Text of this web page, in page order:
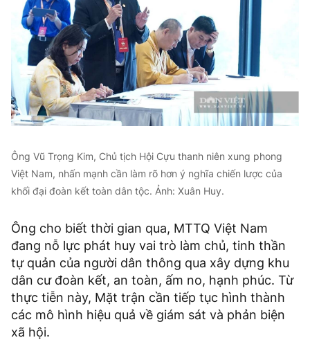
Ông Vũ Trọng Kim, Chủ tịch Hội Cựu thanh niên xung phong
Việt Nam, nhấn mạnh cần làm rõ hơn ý nghĩa chiến lược của
khối đại đoàn kết toàn dân tộc. Ảnh: Xuân Huy.
Ông cho biết thời gian qua, MTTQ Việt Nam
đang nỗ lực phát huy vai trò làm chủ, tinh thần
tự quản của người dân thông qua xây dựng khu
dân cư đoàn kết, an toàn, ấm no, hạnh phúc. Từ
thực tiễn này, Mặt trận cần tiếp tục hình thành
các mô hình hiệu quả về giám sát và phản biện
xã hội.